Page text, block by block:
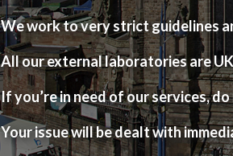
We work to very strict guidelines
All our external laboratories are
If you’re in need of our services,
Your issue will be dealt with